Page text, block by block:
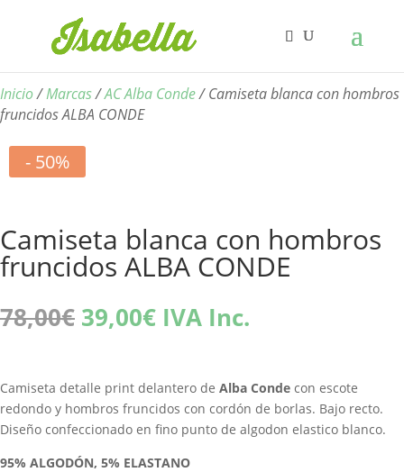
Inicio/Marcas/AC Alba Conde/ Camiseta blanca con hombros
fruncidos ALBA CONDE
- 50%
Camiseta blanca con hombros
fruncidos ALBA CONDE
78,00€ El
precio
era:
78,00€.
39,00€El
precio
es:
39,00€.
IVA Inc.
Camiseta detalle print delantero de Alba Conde con escote
redondo y hombros fruncidos con cordón de borlas. Bajo recto.
Diseño confeccionado en fino punto de algodon elastico blanco.
95% ALGODÓN, 5% ELASTANO